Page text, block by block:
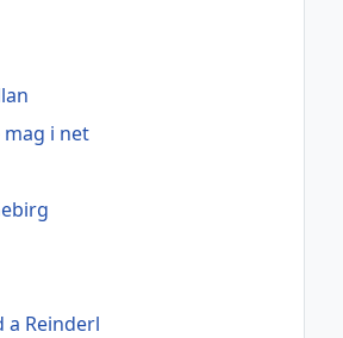
mag i net
a Reinderl